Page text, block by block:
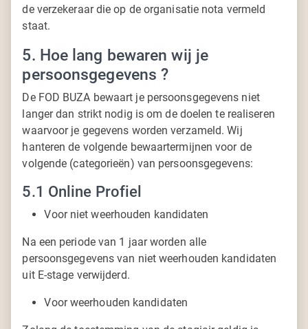
de verzekeraar die op de organisatie nota vermeld
staat.
5. Hoe lang bewaren wij je
persoonsgegevens ?
De FOD BUZA bewaart je persoonsgegevens niet
langer dan strikt nodig is om de doelen te realiseren
waarvoor je gegevens worden verzameld. Wij
hanteren de volgende bewaartermijnen voor de
volgende (categorieën) van persoonsgegevens:
5.1 Online Profiel
Voor niet weerhouden kandidaten
Na een periode van 1 jaar worden alle
persoonsgegevens van niet weerhouden kandidaten
uit E-stage verwijderd.
Voor weerhouden kandidaten